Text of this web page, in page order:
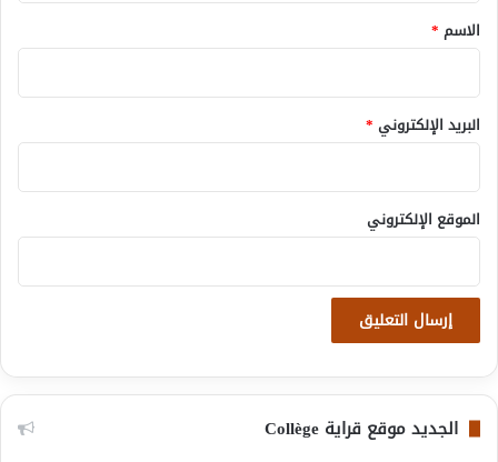
*
الاسم *
البريد الإلكتروني *
الموقع الإلكتروني
الجديد موقع قراية Collège